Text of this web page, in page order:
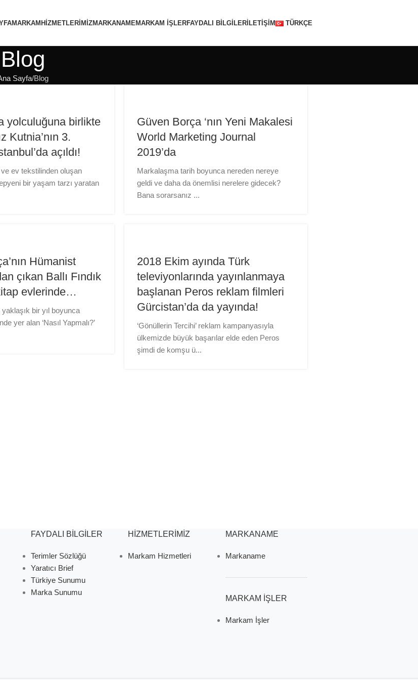
MARKAMHİZMETLERİMİZMARKANAMEMARKAM İŞLERFAYDALI BİLGİLERİLETİŞİM TÜRKÇE
Blog
Sayfa Blog
yolculuğuna birlikte
Kutnia’nın 3.
açıldı!
ev tekstilinden oluşan
bir yaşam tarzı yaratan
Güven Borça ‘nın Yeni Makalesi
World Marketing Journal
2019’da
Markalaşma tarih boyunca nereden nereye
geldi ve daha da önemlisi nerelere gidecek?
Bana sorarsanız ...
Hümanist
çıkan Ballı Fındık
evlerinde…
yaklaşık bir yıl boyunca
yer alan ‘Nasıl Yapmalı?’
2018 Ekim ayında Türk
televiyonlarında yayınlanmaya
başlanan Peros reklam filmleri
Gürcistan’da da yayında!
‘Gönüllerin Tercihi’ reklam kampanyasıyla
ülkemizde büyük başarılar elde eden Peros
şimdi de komşu ü...
FAYDALI BİLGİLER
Terimler Sözlüğü
Yaratıcı Brief
Türkiye Sunumu
Marka Sunumu
HİZMETLERİMİZ
Markam Hizmetleri
MARKANAME
Markaname
MARKAM İŞLER
Markam İşler